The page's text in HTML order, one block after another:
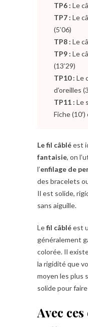
TP6 :Le
TP7 :Le
(5’06)
TP8 :Le
TP9 :Le
(13’29)
TP10 :Le
d’oreilles
TP11 :Le
Fiche
Le fil câbléest
fantaisie, on
l’enfilage de
des bracelets
Il est solide,
sans aiguille.
Lefil câbléest
généralement
colorée. Il
la rigidité que
moyen les plus
solide pour
Avec